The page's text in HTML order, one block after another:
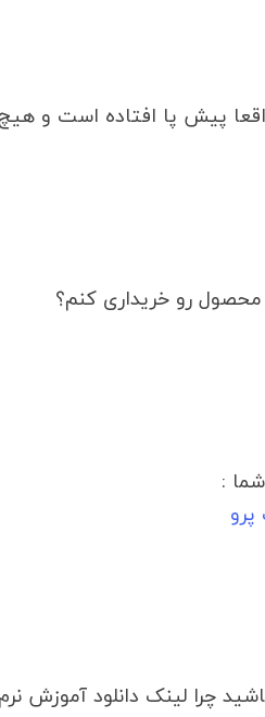
پیش پا افتاده است و
رو خریداری کنم؟
:
چرا لینک دانلود آموزش